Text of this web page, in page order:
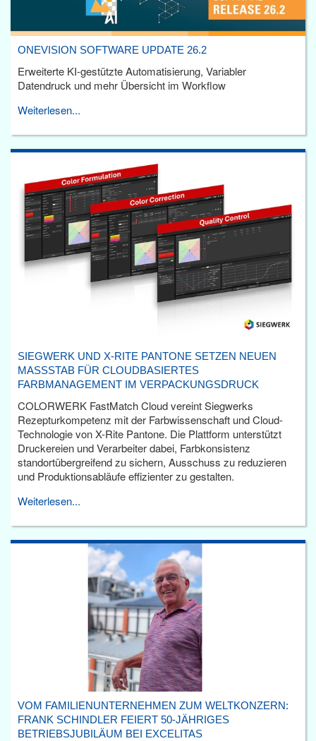
ONEVISION SOFTWARE UPDATE 26.2
Erweiterte KI-gestützte Automatisierung, Variabler
Datendruck und mehr Übersicht im Workflow
Weiterlesen...
SIEGWERK UND X-RITE PANTONE SETZEN NEUEN
MASSSTAB FÜR CLOUDBASIERTES F
ARBMANAGEMENT IM VERPACKUNGSDRUCK
COLORWERK FastMatch Cloud vereint Siegwerks
Rezepturkompetenz mit der Farbwissenschaft und Cloud-
Technologie von X-Rite Pantone. Die Plattform unterstützt
Druckereien und Verarbeiter dabei, Farbkonsistenz
standortübergreifend zu sichern, Ausschuss zu reduzieren
und Produktionsabläufe effizienter zu gestalten.
Weiterlesen...
VOM FAMILIENUNTERNEHMEN ZUM WELTKONZERN:
FRANK SCHINDLER FEIERT 50-JÄHRIGES
BETRIEBSJUBILÄUM BEI EXCELITAS